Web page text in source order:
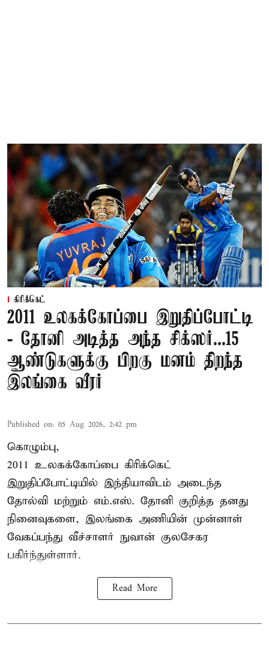
கிரிக்கெட்
2011 உலகக்கோப்பை இறுதிப்போட்டி
- தோனி அடித்த அந்த சிக்ஸர்...15
ஆண்டுகளுக்கு பிறகு மனம் திறந்த
இலங்கை வீரர்
Published on: 05 Aug 2026, 2:42 pm
கொழும்பு,
2011 உலகக்கோப்பை கிரிக்கெட்
இறுதிப்போட்டியில் இந்தியாவிடம் அடைந்த
தோல்வி மற்றும் எம்.எஸ். தோனி குறித்த தனது
நினைவுகளை, இலங்கை அணியின் முன்னாள்
வேகப்பந்து வீச்சாளர் நுவான் குலசேகர
பகிர்ந்துள்ளார்.
Read More